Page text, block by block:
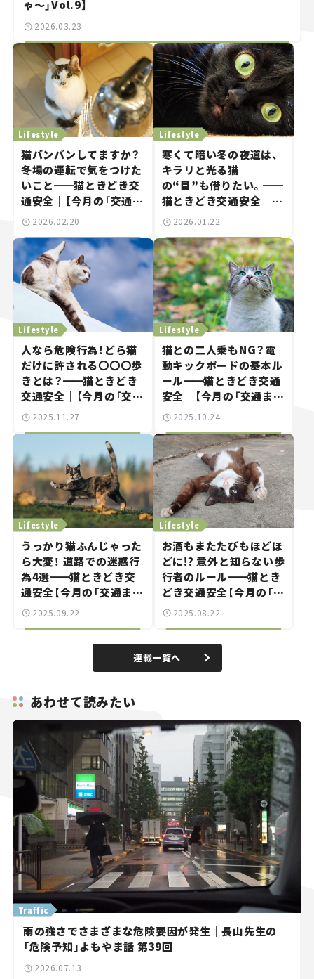
ゃ～」Vol.9】
2026.03.23
Lifestyle
猫バンバンしてますか？
冬場の運転で気をつけた
いこと━━猫ときどき交
通安全｜【今月の「交通ま
にゃ～」Vol.8】
2026.02.20
Lifestyle
寒くて暗い冬の夜道は、
キラリと光る猫
の“目”も借りたい。 ━━
猫ときどき交通安全｜
【今月の「交通まにゃ～」
2026.01.22
Lifestyle
人なら危険行為！どら猫
だけに許される〇〇〇歩
きとは？━━猫ときどき
交通安全｜【今月の「交通
まにゃ～」Vol.6】
2025.11.27
Lifestyle
猫との二人乗もNG？電
動キックボードの基本ル
ール━━猫ときどき交通
安全｜【今月の「交通まに
ゃ～」
2025.10.24
Lifestyle
うっかり猫ふんじゃった
ら大変！ 道路での迷惑行
為4選━━猫ときどき交
通安全【今月の「交通まに
ゃ～」
2025.09.22
Lifestyle
お酒もまたたびもほどほ
どに!? 意外と知らない歩
行者のルール━━猫とき
どき交通安全【今月の「交
通まにゃ～」Vol.3】
2025.08.22
連載一覧へ
あわせて読みたい
Traffic
雨の強さでさまざまな危険要因が発生｜長山先生の
「危険予知」よもやま話 第39回
2026.07.13